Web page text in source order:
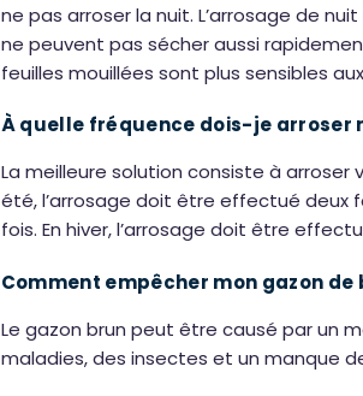
ne pas arroser la nuit. L’arrosage de
ne peuvent pas sécher aussi
feuilles mouillées sont plus sensibles
À quelle fréquence dois-je arroser
La meilleure solution consiste à arroser
été, l’arrosage doit être effectué deux
fois. En hiver, l’arrosage doit être
Comment empêcher mon gazon de
Le gazon brun peut être causé par un
maladies, des insectes et un manque